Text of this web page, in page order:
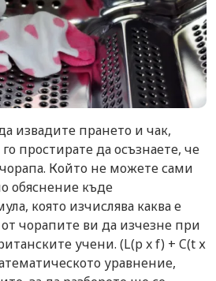
извадите прането и чак,
простирате да осъзнаете, че
Който не можете сами
обяснение къде
която изчислява каква е
чорапите ви да изчезне при
учени. (L(p x f) + C(t х
уравнение,